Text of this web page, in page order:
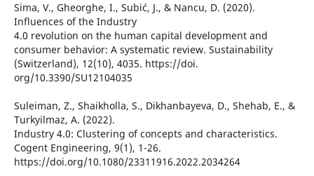
Sima, V., Gheorghe, I., Subić, J., & Nancu, D. (2020).
Influences of the Industry
4.0 revolution on the human capital development and
consumer behavior: A systematic review. Sustainability
(Switzerland), 12(10), 4035. https://doi.
org/10.3390/SU12104035
Suleiman, Z., Shaikholla, S., Dikhanbayeva, D., Shehab, E., &
Turkyilmaz, A. (2022).
Industry 4.0: Clustering of concepts and characteristics.
Cogent Engineering, 9(1), 1-26.
https://doi.org/10.1080/23311916.2022.2034264